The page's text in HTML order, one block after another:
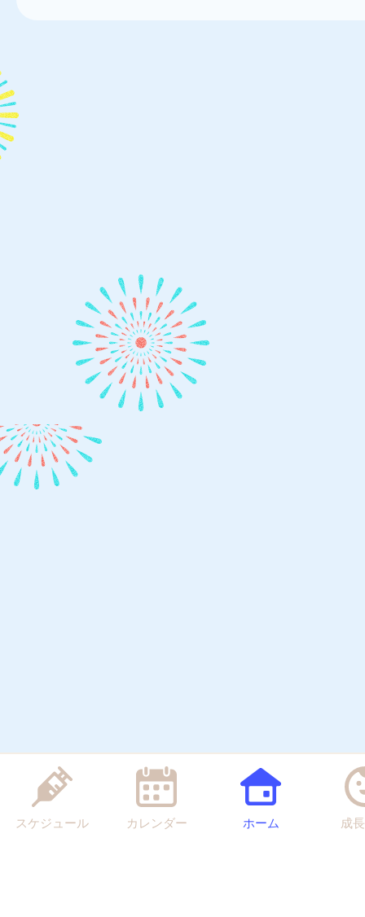
スケジュール カレンダー ホーム 成